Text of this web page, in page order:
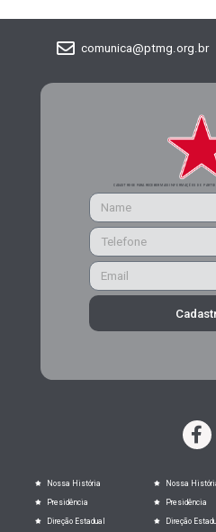
comunica@ptmg.org.br
CADASTRE-SE PARA RECEBER MAIS INFORMAÇÕES DO
Nossa História
Presidência
Direção Estadual
Nossa
Presidência
Direção